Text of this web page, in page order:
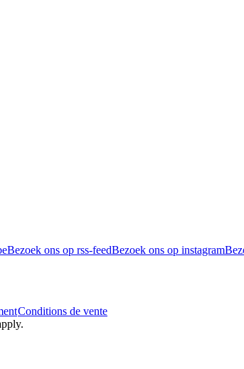
Bezoek ons op rss-feedBezoek ons op instagram
Conditions de vente